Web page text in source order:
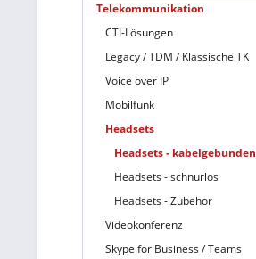
Telekommunikation
CTI-Lösungen
Legacy / TDM / Klassische TK
Voice over IP
Mobilfunk
Headsets
Headsets - kabelgebunden
Headsets - schnurlos
Headsets - Zubehör
Videokonferenz
Skype for Business / Teams